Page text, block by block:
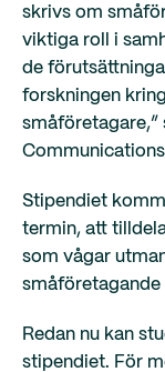
skrivs om
viktiga roll i
de
forskningen
småföretagare,”
Stipendiet
termin, att
som vågar
småföretagande
Redan nu kan
stipendiet. För